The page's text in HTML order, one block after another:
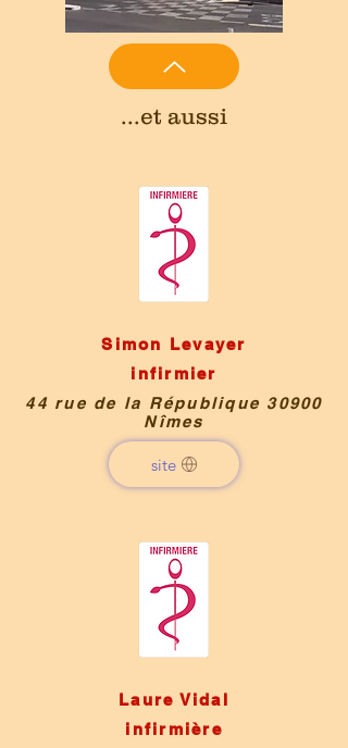
...et aussi
Simon Levayer
infirmier
44 rue de la République 30900
Nîmes
site
Laure Vidal
infirmière